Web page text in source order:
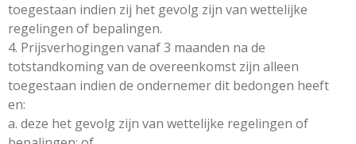
toegestaan indien zij het gevolg zijn van wettelijke
regelingen of bepalingen.
4. Prijsverhogingen vanaf 3 maanden na de
totstandkoming van de overeenkomst zijn alleen
toegestaan indien de ondernemer dit bedongen heeft
en:
a. deze het gevolg zijn van wettelijke regelingen of